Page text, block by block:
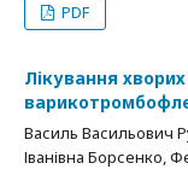
PDF
Лікування
Василь Васильович
Іванівна Борсенко,